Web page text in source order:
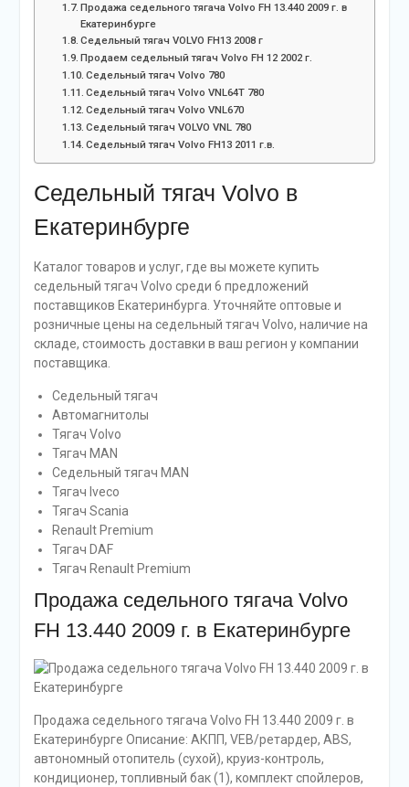
Продажа седельного тягача Volvo FH 13.440 2009 г. в
Екатеринбурге
Седельный тягач VOLVO FH13 2008 г
Продаем седельный тягач Volvo FH 12 2002 г.
Седельный тягач Volvo 780
Седельный тягач Volvo VNL64T 780
Седельный тягач Volvo VNL670
Седельный тягач VOLVO VNL 780
Седельный тягач Volvo FH13 2011 г.в.
Седельный тягач Volvo в
Екатеринбурге
Каталог товаров и услуг, где вы можете купить
седельный тягач Volvo среди 6 предложений
поставщиков Екатеринбурга. Уточняйте оптовые и
розничные цены на седельный тягач Volvo, наличие на
складе, стоимость доставки в ваш регион у компании
поставщика.
Седельный тягач
Автомагнитолы
Тягач Volvo
Тягач MAN
Седельный тягач MAN
Тягач Iveco
Тягач Scania
Renault Premium
Тягач DAF
Тягач Renault Premium
Продажа седельного тягача Volvo
FH 13.440 2009 г. в Екатеринбурге
Продажа седельного тягача Volvo FH 13.440 2009 г. в
Екатеринбурге Описание: АКПП, VEB/ретардер, ABS,
автономный отопитель (сухой), круиз-контроль,
кондиционер, топливный бак (1), комплект спойлеров,